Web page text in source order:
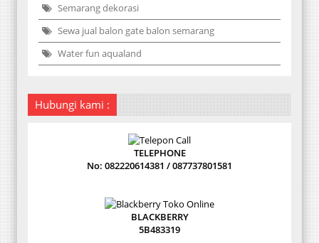
Semarang dekorasi
Sewa jual balon gate balon semarang
Water fun aqualand
Hubungi kami :
TELEPHONE
No: 082220614381 / 087737801581
BLACKBERRY
5B483319